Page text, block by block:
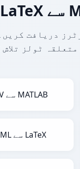
ٹولز تلاش
CSV سے MATLAB
HTML سے LaTeX